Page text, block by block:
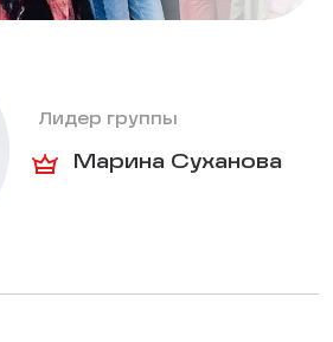
Лидер группы
Марина Суханова